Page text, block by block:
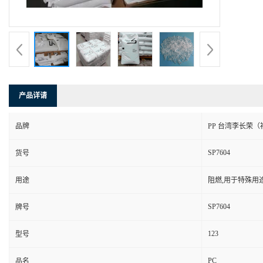
产品详请
品牌 PP 台湾李长荣（
货号 SP7604
用途 阻燃,用于特殊用
牌号 SP7604
型号 123
品名 PC